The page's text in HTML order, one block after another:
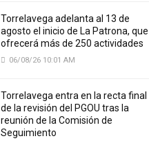
Torrelavega adelanta al 13 de
agosto el inicio de La Patrona, que
ofrecerá más de 250 actividades
06/08/26 10:01 AM
Torrelavega entra en la recta final
de la revisión del PGOU tras la
reunión de la Comisión de
Seguimiento